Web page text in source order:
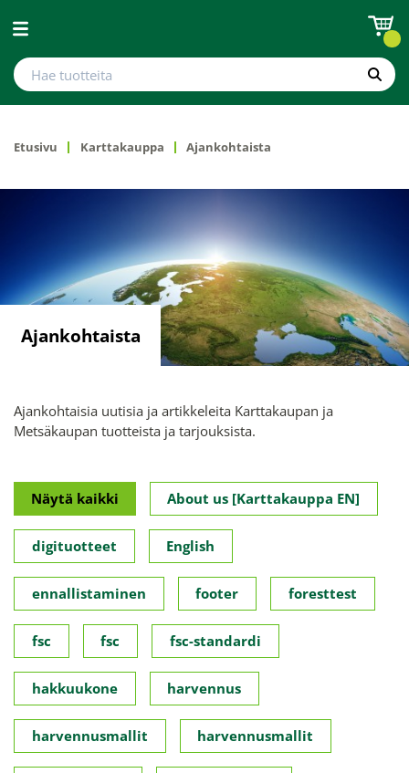
Avaa valikko
Hae tuotteita
Hae
Etusivu Karttakauppa Ajankohtaista
Ajankohtaista
Ajankohtaisia uutisia ja artikkeleita Karttakaupan ja
Metsäkaupan tuotteista ja tarjouksista.
Näytä kaikki About us [Karttakauppa EN]
digituotteet English
ennallistaminen footer foresttest
fsc fsc fsc-standardi
hakkuukone harvennus
harvennusmallit harvennusmallit